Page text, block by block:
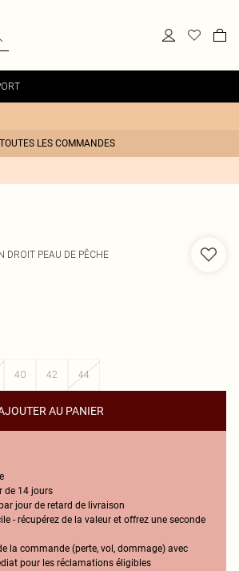
LES COMMANDES
DROIT PEAU DE PÊCHE
40 42 44
AU PANIER
de 14 jours
jour de retard de livraison
- récupérez de la valeur et offrez une seconde
la commande (perte, vol, dommage) avec
pour les réclamations éligibles